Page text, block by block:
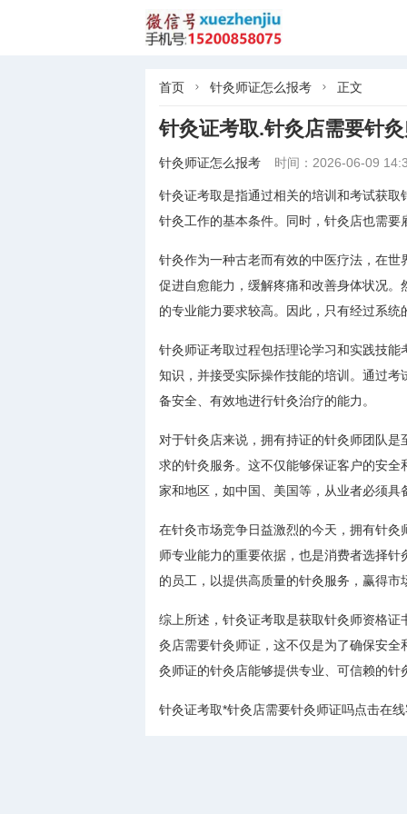
首页  针灸师证怎么报考  正文
针灸证考取.针灸店需要针
针灸师证怎么报考 时间：2026-06-09
针灸证考取是指通过相关的培训和考试获
针灸工作的基本条件。同时，针灸店也需要
针灸作为一种古老而有效的中医疗法，在世
促进自愈能力，缓解疼痛和改善身体状况
的专业能力要求较高。因此，只有经过系统
针灸师证考取过程包括理论学习和实践技
知识，并接受实际操作技能的培训。通过
备安全、有效地进行针灸治疗的能力。
对于针灸店来说，拥有持证的针灸师团队
求的针灸服务。这不仅能够保证客户的安
家和地区，如中国、美国等，从业者必须具
在针灸市场竞争日益激烈的今天，拥有针
师专业能力的重要依据，也是消费者选择
的员工，以提供高质量的针灸服务，赢得市
综上所述，针灸证考取是获取针灸师资格
灸店需要针灸师证，这不仅是为了确保安
灸师证的针灸店能够提供专业、可信赖的针
针灸证考取*针灸店需要针灸师证吗点击在